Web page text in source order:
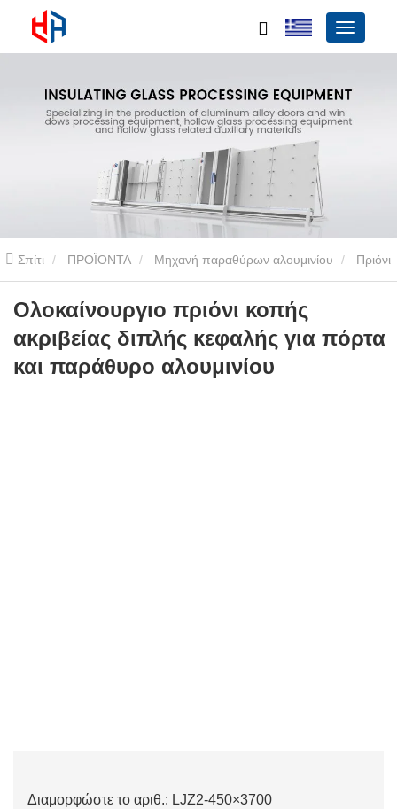
Σπίτι ΠΡΟΪΟΝΤΑ Μηχανή παραθύρων αλουμινίου Πριόνι
κοπής διπλής κεφαλής
διπλής κεφαλής για πόρτα και παράθυρο αλουμινίου
Ολοκαίνουργιο πριόνι κοπής
ακριβείας διπλής κεφαλής για πόρτα
και παράθυρο αλουμινίου
Διαμορφώστε το αριθ.: LJZ2-450×3700